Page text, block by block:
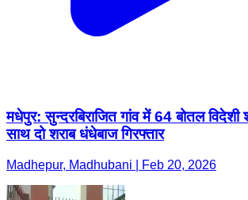
मधेपुर: सुन्दरबिराजित गांव में 64 बोतल
साथ दो शराब धंधेबाज गिरफ्तार
Madhepur, Madhubani | Feb 20, 2026